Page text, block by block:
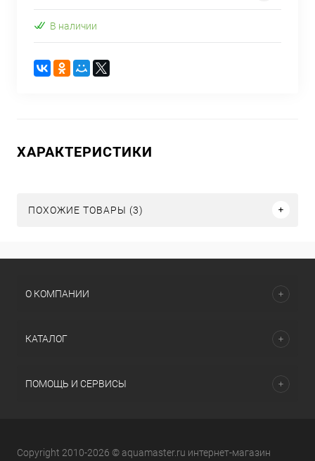
В наличии
ХАРАКТЕРИСТИКИ
ПОХОЖИЕ ТОВАРЫ (3)
О КОМПАНИИ
КАТАЛОГ
ПОМОЩЬ И СЕРВИСЫ
Copyright 2010-2026 © aquamaster.ru интернет-магазин